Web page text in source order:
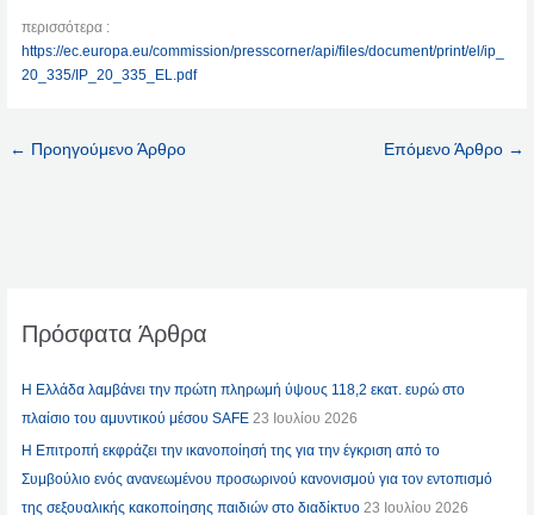
περισσότερα :
https://ec.europa.eu/commission/presscorner/api/files/document/print/el/ip_
20_335/IP_20_335_EL.pdf
← Προηγούμενο Άρθρο Επόμενο Άρθρο →
Πρόσφατα Άρθρα
Η Ελλάδα λαμβάνει την πρώτη πληρωμή ύψους 118,2 εκατ. ευρώ στο
πλαίσιο του αμυντικού μέσου SAFE 23 Ιουλίου 2026
Η Επιτροπή εκφράζει την ικανοποίησή της για την έγκριση από το
Συμβούλιο ενός ανανεωμένου προσωρινού κανονισμού για τον εντοπισμό
της σεξουαλικής κακοποίησης παιδιών στο διαδίκτυο 23 Ιουλίου 2026